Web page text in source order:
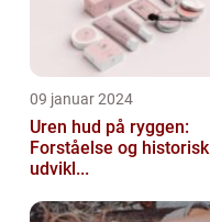
09 januar 2024
Uren hud på ryggen:
Forståelse og historisk
udvikl...